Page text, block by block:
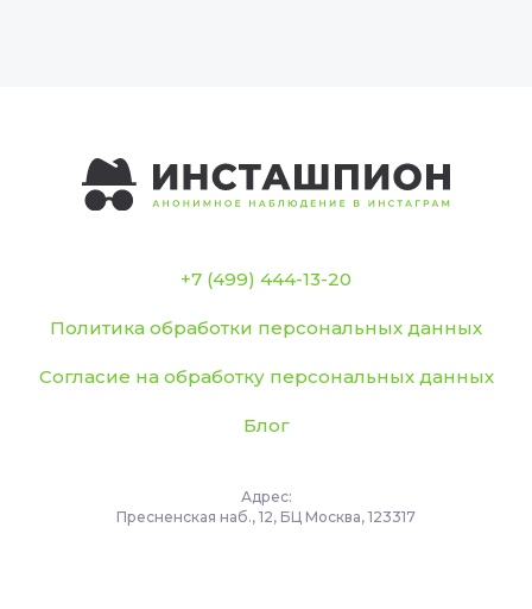
+7 (499) 444-13-20
Политика обработки персональных данных
Согласие на обработку персональных данных
Блог
Адрес:
Пресненская наб., 12, БЦ Москва, 123317